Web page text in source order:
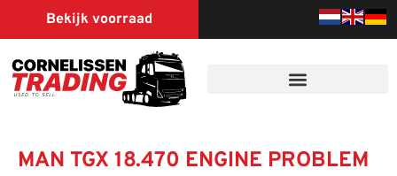
Bekijk voorraad
MAN TGX 18.470 ENGINE PROBLEM